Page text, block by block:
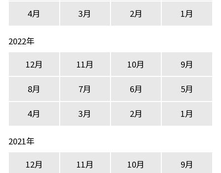
4月 3月 2月 1月
2022年
12月
11月 10月 9月
8月 7月 6月 5月
4月 3月 2月 1月
2021年
12月
11月 10月 9月